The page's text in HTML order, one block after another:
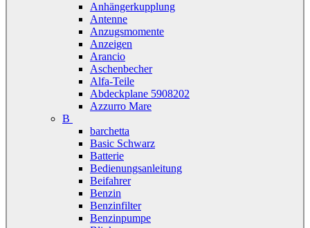
Anhängerkupplung
Antenne
Anzugsmomente
Anzeigen
Arancio
Aschenbecher
Alfa-Teile
Abdeckplane 5908202
Azzurro Mare
B
barchetta
Basic Schwarz
Batterie
Bedienungsanleitung
Beifahrer
Benzin
Benzinfilter
Benzinpumpe